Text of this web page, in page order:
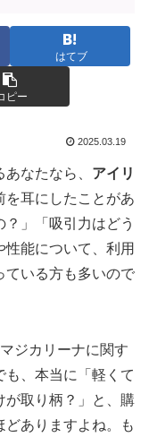
はてブ
ピー
2025.03.19
なたなら、 アイリ
を耳にしたことがあ
」「吸引力はどう
能について、利用
ている方も多いので
ジカリーナに関す
も、本当に「軽くて
が取り柄？」と、購
どありますよね。も